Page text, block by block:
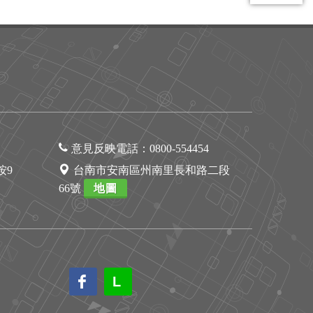
9
意見反映電話： 0800-554454
台南市安南區州南里長和路二段
66號
地圖
L
L